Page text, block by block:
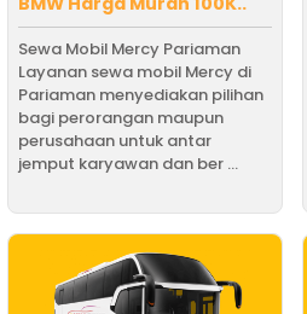
Sewa Mobil Mercy Pariaman
Layanan sewa mobil Mercy di
Pariaman menyediakan pilihan
bagi perorangan maupun
perusahaan untuk antar
jemput karyawan dan ber ...